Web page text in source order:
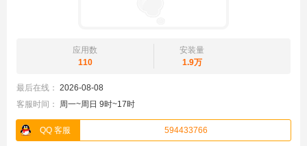
应用数
110
安装量
1.9万
最后在线： 2026-08-08
客服时间：
周一~周日 9时~17时
QQ 客服 594433766